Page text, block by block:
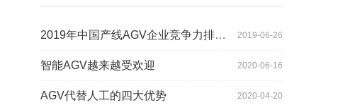
2019-06-26
2019年中国产线AGV企业竞争力排行TOP10
2020-06-16
智能AGV越来越受欢迎
2020-04-20
AGV代替人工的四大优势